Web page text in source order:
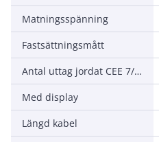
Matningsspänning
Fastsättningsmått
Antal uttag jordat CEE 7/3 (Typ F)
Med display
Längd kabel